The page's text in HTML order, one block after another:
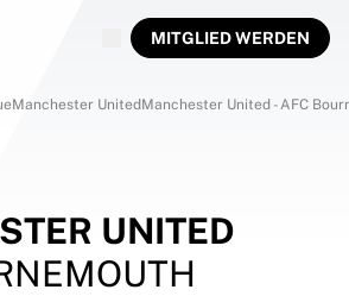
MITGLIED WERDEN
Manchester UnitedManchester United - AFC
UNITED